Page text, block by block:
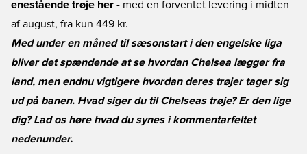
enestående trøje her - med en forventet levering i midten
af august, fra kun 449 kr.
Med under en måned til sæsonstart i den engelske liga
bliver det spændende at se hvordan Chelsea lægger fra
land, men endnu vigtigere hvordan deres trøjer tager sig
ud på banen. Hvad siger du til Chelseas trøje? Er den lige
dig? Lad os høre hvad du synes i kommentarfeltet
nedenunder.